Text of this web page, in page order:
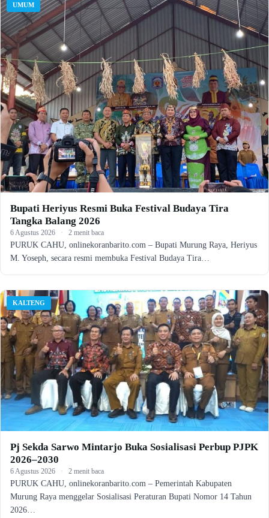
UMUM
Bupati Heriyus Resmi Buka Festival Budaya Tira
Tangka Balang 2026
6 Agustus 2026 · 2 menit baca
PURUK CAHU, onlinekoranbarito.com – Bupati Murung Raya, Heriyus
M. Yoseph, secara resmi membuka Festival Budaya Tira…
KALTENG
Pj Sekda Sarwo Mintarjo Buka Sosialisasi Perbup PJPK
2026–2030
6 Agustus 2026 · 2 menit baca
PURUK CAHU, onlinekoranbarito.com – Pemerintah Kabupaten
Murung Raya menggelar Sosialisasi Peraturan Bupati Nomor 14 Tahun
2026…